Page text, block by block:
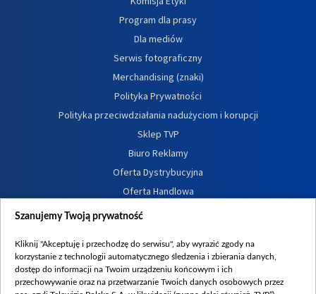
Program dla prasy
Dla mediów
Serwis fotograficzny
Merchandising (znaki)
Polityka Prywatności
Polityka przeciwdziałania nadużyciom i korupcji
Sklep TVP
Biuro Reklamy
Oferta Dystrybucyjna
Oferta Handlowa
Dostępność
Procedura zgłoszeń wewnętrznych
Szanujemy Twoją prywatność
Kliknij "Akceptuję i przechodzę do serwisu", aby wyrazić zgody na
korzystanie z technologii automatycznego śledzenia i zbierania danych,
dostęp do informacji na Twoim urządzeniu końcowym i ich
przechowywanie oraz na przetwarzanie Twoich danych osobowych przez